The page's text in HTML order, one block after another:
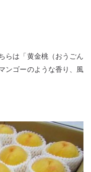
らは「黄金桃（おうごん
ンゴーのような香り、風